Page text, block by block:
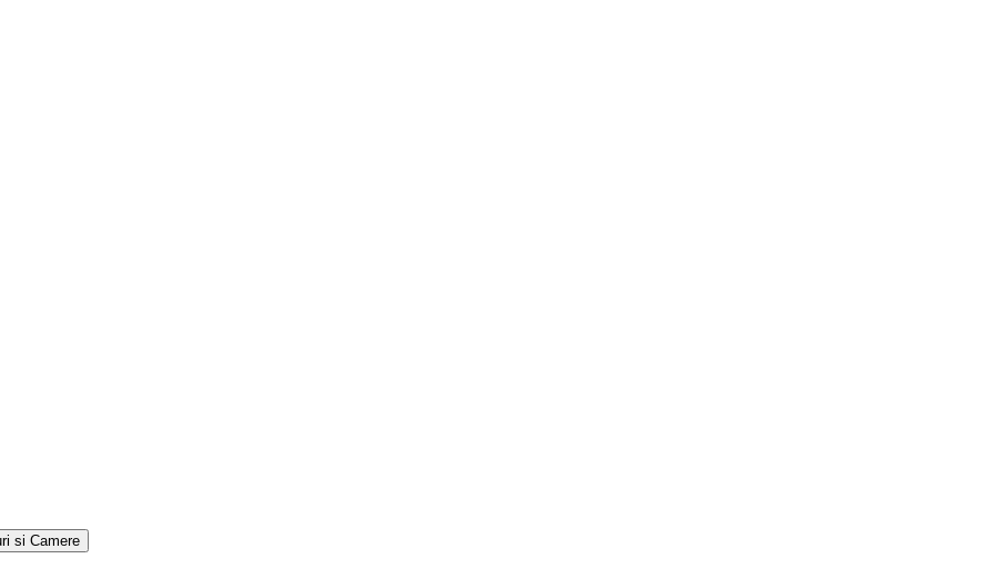
si Camere